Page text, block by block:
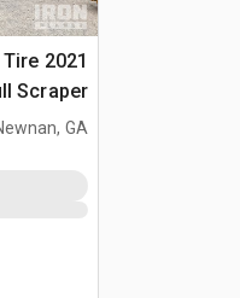
Tire
Scraper
GA